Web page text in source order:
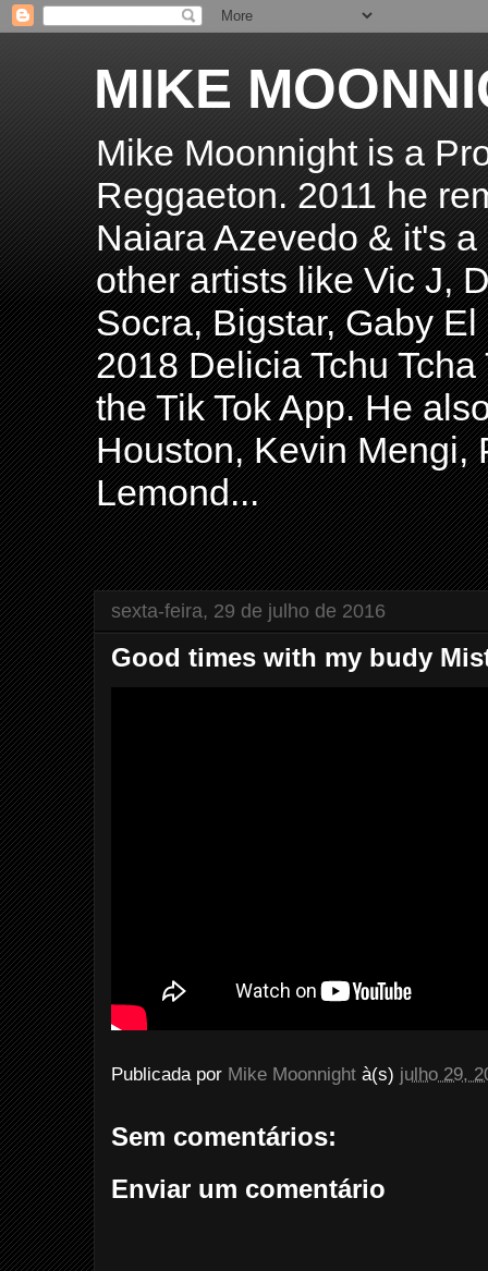
MIKE
Mike Moonnight is a
Reggaeton. 2011 he
Naiara Azevedo & it's
other artists like Vic J,
Socra, Bigstar, Gaby
2018 Delicia Tchu
the Tik Tok App. He
Houston, Kevin Mengi,
Lemond...
sexta-feira, 29 de julho de 2016
Good times with my budy
Publicada por Mike Moonnight à(s) julho 29,
Sem comentários:
Enviar um comentário